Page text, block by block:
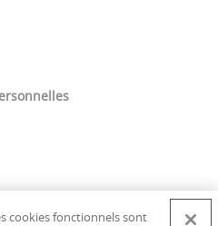
cookies fonctionnels sont